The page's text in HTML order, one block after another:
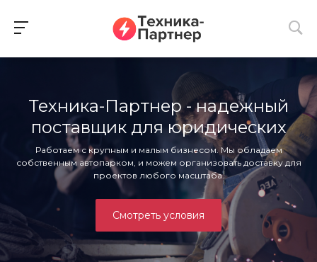
Техника-Партнер - надежный
поставщик для юридических
лиц!
Работаем с крупным и малым бизнесом. Мы обладаем
собственным автопарком, и можем организовать доставку для
проектов любого масштаба.
Смотреть условия